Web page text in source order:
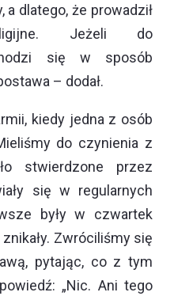
a dlatego, że prowadził
Jeżeli do
się w sposób
– dodał.
kiedy jedna z osób
do czynienia z
stwierdzone przez
się w regularnych
były w czwartek
Zwróciliśmy się
pytając, co z tym
„Nic. Ani tego